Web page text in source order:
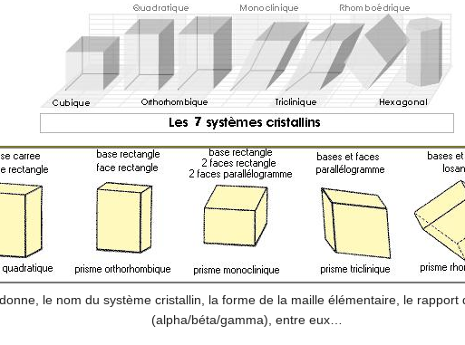
le nom du système cristallin, la forme de la maille élémentaire, le
(alpha/béta/gamma), entre eux…